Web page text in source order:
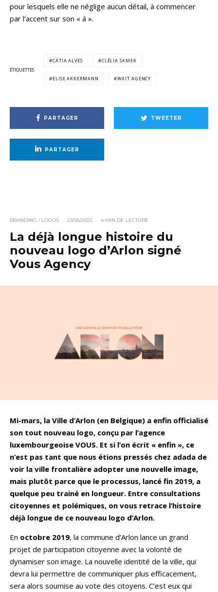
pour lesquels elle ne néglige aucun détail, à commencer
par l’accent sur son « á ».
ÉTIQUETTES
CÁTIA ALVES CLÉLIA SAMEK
ELISE AKKERMANN WAIT AGENCY
PARTAGER TWEETER
PARTAGER
BRANDING / LOGOS · 23/05/2022 · 4 MIN DE LECTURE
La déjà longue histoire du
nouveau logo d’Arlon signé
Vous Agency
Mi-mars, la Ville d’Arlon (en Belgique) a enfin officialisé
son tout nouveau logo, conçu par l’agence
luxembourgeoise VOUS. Et si l’on écrit « enfin », ce
n’est pas tant que nous étions pressés chez adada de
voir la ville frontalière adopter une nouvelle image,
mais plutôt parce que le processus, lancé fin 2019, a
quelque peu trainé en longueur. Entre consultations
citoyennes et polémiques, on vous retrace l’histoire
déjà longue de ce nouveau logo d’Arlon.
En octobre 2019, la commune d’Arlon lance un grand
projet de participation citoyenne avec la volonté de
dynamiser son image. La nouvelle identité de la ville, qui
devra lui permettre de communiquer plus efficacement,
sera alors soumise au vote des citoyens. C’est eux qui